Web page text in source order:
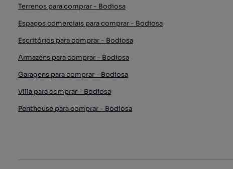
Terrenos para comprar - Bodiosa
Espaços comerciais para comprar - Bodiosa
Escritórios para comprar - Bodiosa
Armazéns para comprar - Bodiosa
Garagens para comprar - Bodiosa
Villa para comprar - Bodiosa
Penthouse para comprar - Bodiosa